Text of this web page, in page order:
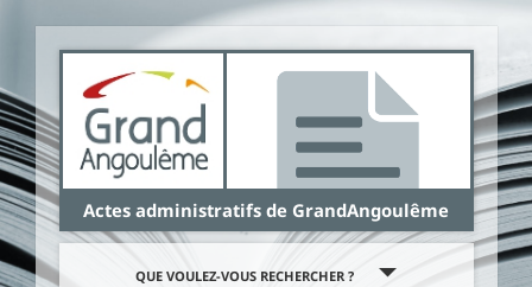
Actes administratifs de GrandAngoulême
QUE VOULEZ-VOUS RECHERCHER ?
Panneau de gestion des cookies